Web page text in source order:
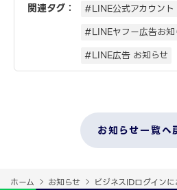
関連タグ：
#LINE公式アカウント
#LINEヤフー広告お知
#LINE広告 お知らせ
お知らせ一覧へ
ホーム お知らせ ビジネスIDログイン